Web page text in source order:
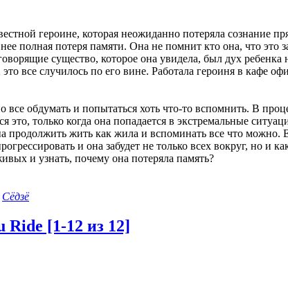
героине, которая неожиданно потеряла сознание
полная потеря памяти. Она не помнит кто она, что это
существо, которое она увидела, был дух ребенка
все случилось по его вине. Работала героиня в кафе
обдумать и попытаться хоть что-то вспомнить. В
это, только когда она попадается в экстремальные
жить как жила и вспоминать все что можно.
и она забудет не только всех вокруг, но и
и узнать, почему она потеряла память?
Сёдзё
[1-12 из 12]